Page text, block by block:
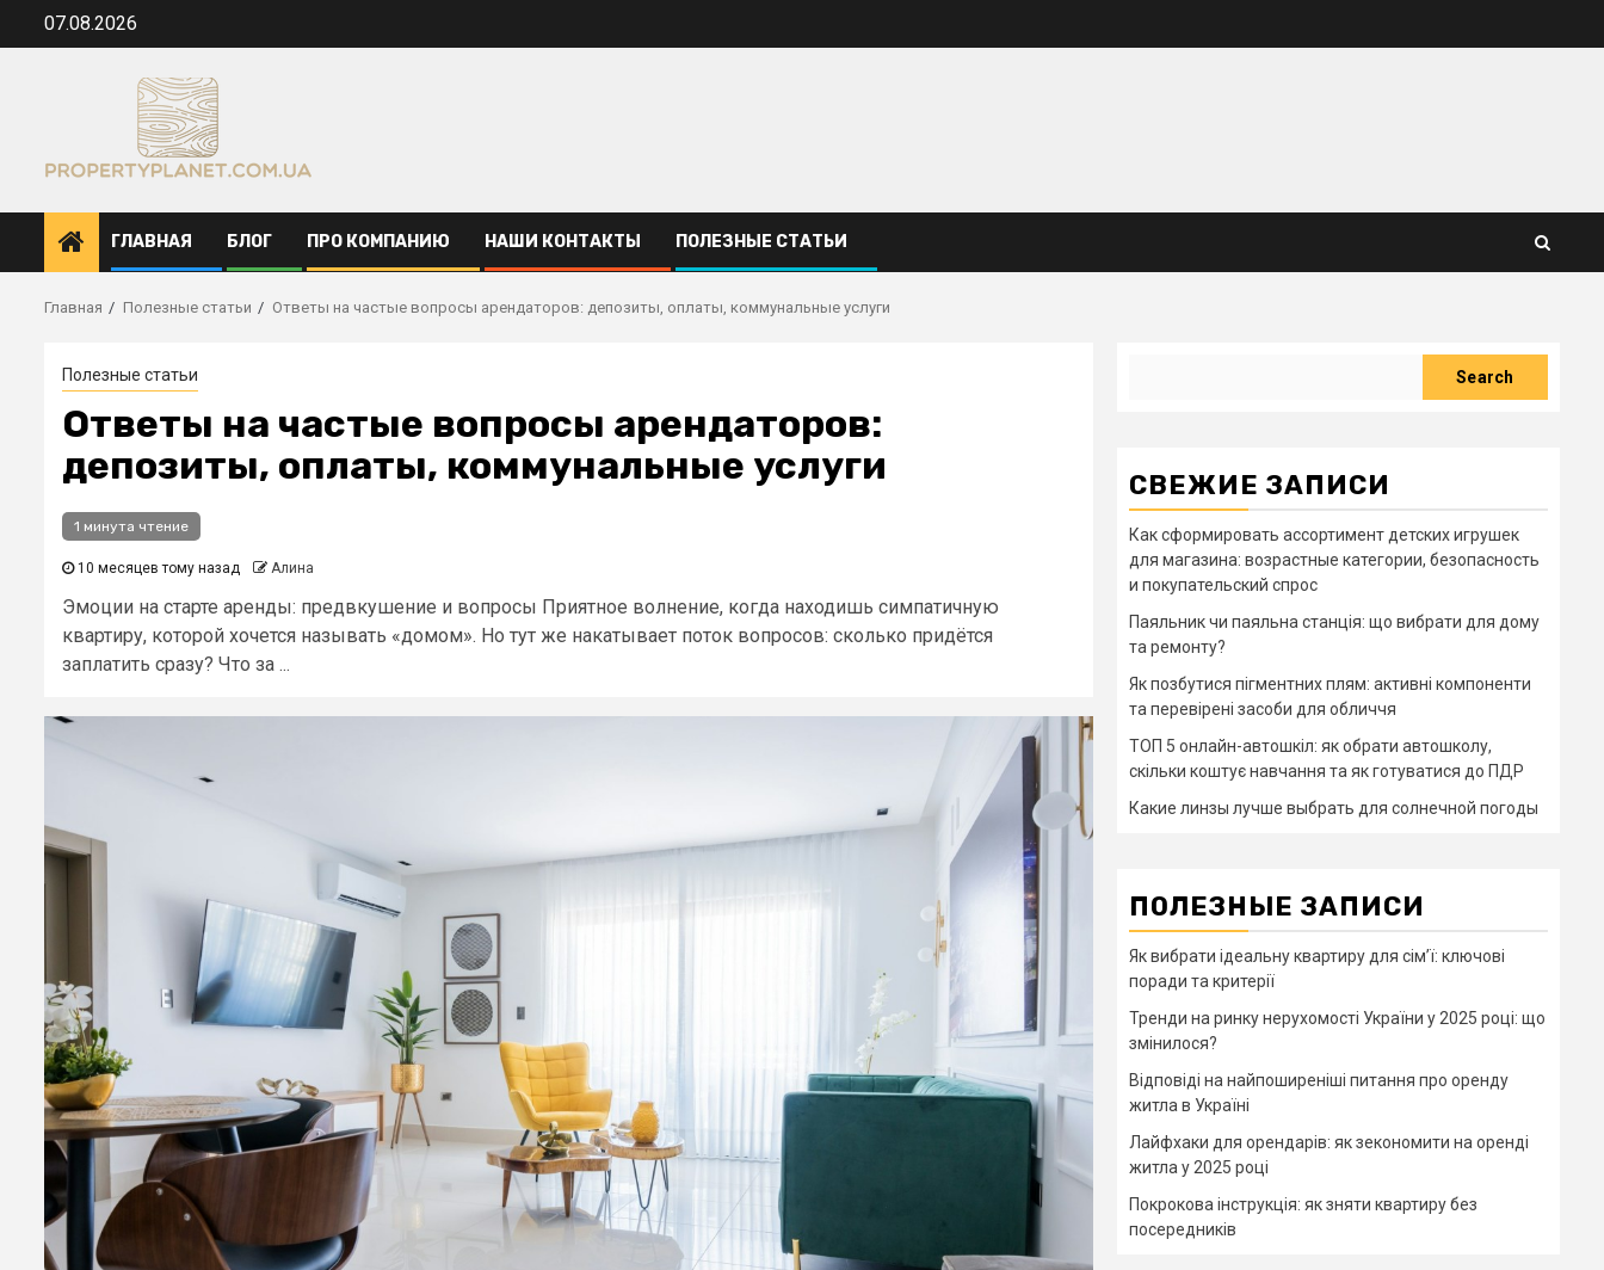
Перейти07.08.2026
ГЛАВНАЯ БЛОГ ПРО КОМПАНИЮ НАШИ КОНТАКТЫ ПОЛЕЗНЫЕ СТАТЬИ
Главная Полезные статьи Ответы на частые вопросы арендаторов: депозиты, оплаты, коммунальные услуги
Полезные статьи
Ответы на частые вопросы арендаторов:
депозиты, оплаты, коммунальные услуги
1 минута чтение
10 месяцев тому назад Алина
Эмоции на старте аренды: предвкушение и вопросы Приятное волнение, когда находишь симпатичную
квартиру, которой хочется называть «домом». Но тут же накатывает поток вопросов: сколько придётся
заплатить сразу? Что за ...
Search
СВЕЖИЕ ЗАПИСИ
Как сформировать ассортимент детских игрушек
для магазина: возрастные категории, безопасность
и покупательский спрос
Паяльник чи паяльна станція: що вибрати для дому
та ремонту?
Як позбутися пігментних плям: активні компоненти
та перевірені засоби для обличчя
ТОП 5 онлайн-автошкіл: як обрати автошколу,
скільки коштує навчання та як готуватися до ПДР
Какие линзы лучше выбрать для солнечной погоды
ПОЛЕЗНЫЕ ЗАПИСИ
Як вибрати ідеальну квартиру для сім’ї: ключові
поради та критерії
Тренди на ринку нерухомості України у 2025 році: що
змінилося?
Відповіді на найпоширеніші питання про оренду
житла в Україні
Лайфхаки для орендарів: як зекономити на оренді
житла у 2025 році
Покрокова інструкція: як зняти квартиру без
посередників